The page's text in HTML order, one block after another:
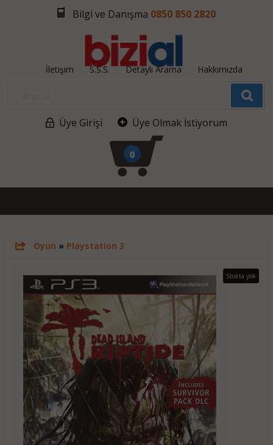
Bilgi ve Danışma 0850 850 2820
İletişim S.S.S. Detaylı Arama Hakkımızda
Üye Girişi Üye Olmak İstiyorum
0
Oyun » Playstation 3
Stokta yok